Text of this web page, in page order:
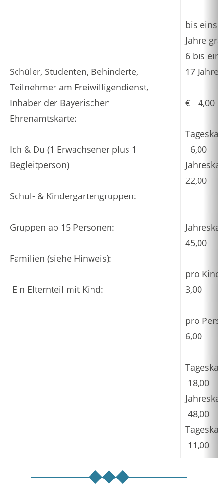
Schüler, Studenten, Behinderte,
Teilnehmer am Freiwilligendienst,
Inhaber der Bayerischen
Ehrenamtskarte:
Ich & Du (1 Erwachsener plus 1
Begleitperson)
Schul- & Kindergartengruppen:
Gruppen ab 15 Personen:
Familien (siehe Hinweis):
Ein Elternteil mit Kind:
bis
Jahre
6 bis
17 Jahre
€ 4,00
6,00
22,00
45,00
pro
3,00
pro
6,00
18,00
48,00
11,00